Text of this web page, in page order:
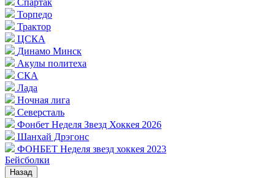
Спартак
Торпедо
Трактор
ЦСКА
Динамо Минск
Акулы политеха
СКА
Лада
Ночная лига
Северсталь
Фонбет Неделя Звезд Хоккея 2026
Шанхай Дрэгонс
ФОНБЕТ Неделя звезд хоккея 2023
Бейсболки
Назад